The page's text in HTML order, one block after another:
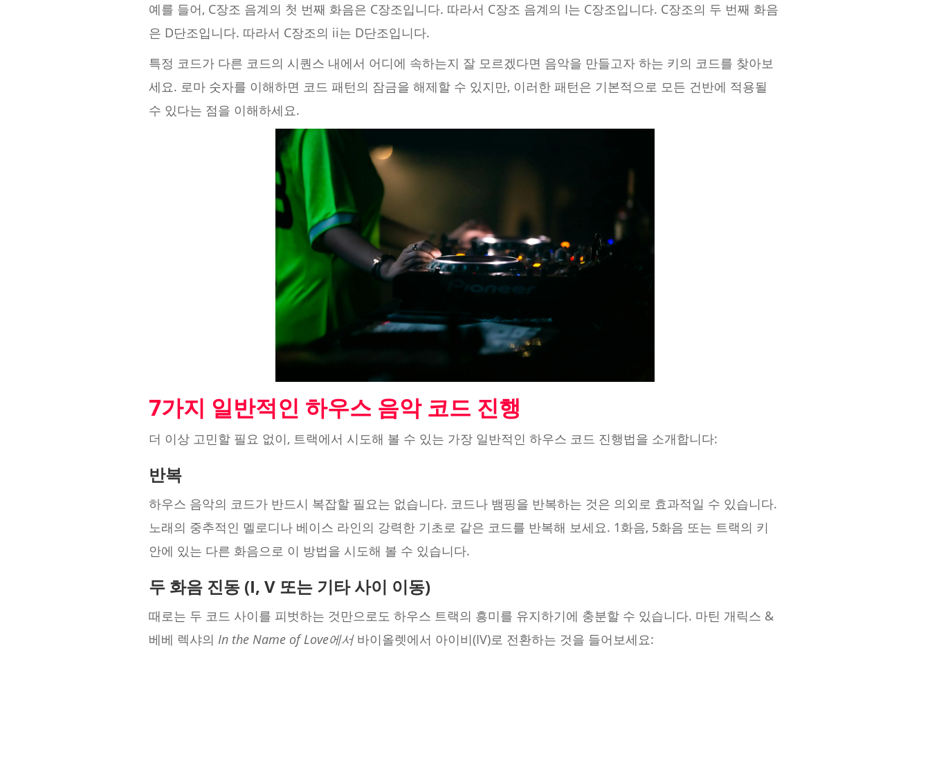
예를 들어, C장조 음계의 첫 번째 화음은 C장조입니다. 따라서 C장조 음계의 I는 C장조입니다. C장조의 두 번째 화음
은 D단조입니다. 따라서 C장조의 ii는 D단조입니다.
특정 코드가 다른 코드의 시퀀스 내에서 어디에 속하는지 잘 모르겠다면 음악을 만들고자 하는 키의 코드를 찾아보
세요. 로마 숫자를 이해하면 코드 패턴의 잠금을 해제할 수 있지만, 이러한 패턴은 기본적으로 모든 건반에 적용될
수 있다는 점을 이해하세요.
7가지 일반적인 하우스 음악 코드 진행
더 이상 고민할 필요 없이, 트랙에서 시도해 볼 수 있는 가장 일반적인 하우스 코드 진행법을 소개합니다:
반복
하우스 음악의 코드가 반드시 복잡할 필요는 없습니다. 코드나 뱀핑을 반복하는 것은 의외로 효과적일 수 있습니다.
노래의 중추적인 멜로디나 베이스 라인의 강력한 기초로 같은 코드를 반복해 보세요. 1화음, 5화음 또는 트랙의 키
안에 있는 다른 화음으로 이 방법을 시도해 볼 수 있습니다.
두 화음 진동 (I, V 또는 기타 사이 이동)
때로는 두 코드 사이를 피벗하는 것만으로도 하우스 트랙의 흥미를 유지하기에 충분할 수 있습니다. 마틴 개릭스 &
베베 렉샤의 In the Name of Love에서바이올렛에서 아이비(IV)로 전환하는 것을 들어보세요: